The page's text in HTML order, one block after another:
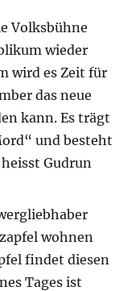
Volksbühne
wieder
wird es Zeit für
das neue
kann. Es trägt
und besteht
Gudrun
wohnen
findet diesen
Tages ist